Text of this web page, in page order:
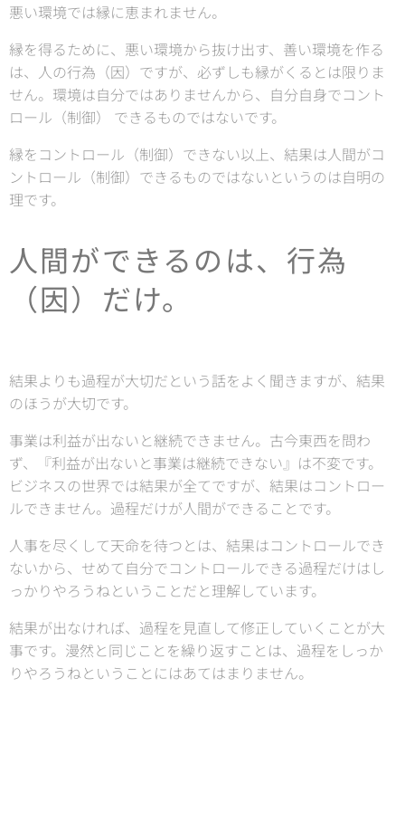
悪い環境では縁に恵まれません。
縁を得るために、悪い環境から抜け出す、善い環境を作る
は、人の行為（因）ですが、必ずしも縁がくるとは限りま
せん。環境は自分ではありませんから、自分自身でコント
ロール（制御） できるものではないです。
縁をコントロール（制御）できない以上、結果は人間がコ
ントロール（制御）できるものではないというのは自明の
理です。
人間ができるのは、行為
（因）だけ。
結果よりも過程が大切だという話をよく聞きますが、結果
のほうが大切です。
事業は利益が出ないと継続できません。古今東西を問わ
ず、『利益が出ないと事業は継続できない』は不変です。
ビジネスの世界では結果が全てですが、結果はコントロー
ルできません。過程だけが人間ができることです。
人事を尽くして天命を待つとは、結果はコントロールでき
ないから、せめて自分でコントロールできる過程だけはし
っかりやろうねということだと理解しています。
結果が出なければ、過程を見直して修正していくことが大
事です。漫然と同じことを繰り返すことは、過程をしっか
りやろうねということにはあてはまりません。